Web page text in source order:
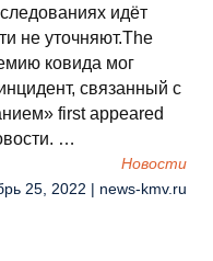
идёт
не уточняют.The
ковида мог
связанный с
first appeared
…
Новости
25, 2022 | news-kmv.ru